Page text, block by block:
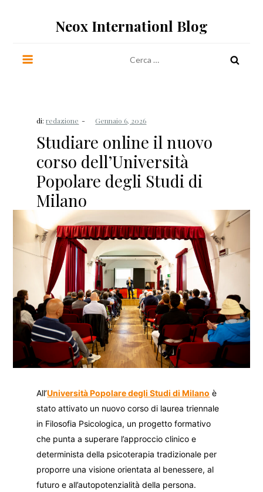
Neox Internationl Blog
per:
di:redazione
Studiare online il nuovo
corso dell’Università
Popolare degli Studi di
Milano
All’Università Popolare degli Studi di Milano è
stato attivato un nuovo corso di laurea triennale
in Filosofia Psicologica, un progetto formativo
che punta a superare l’approccio clinico e
determinista della psicoterapia tradizionale per
proporre una visione orientata al benessere, al
futuro e all’autopotenzialità della persona.